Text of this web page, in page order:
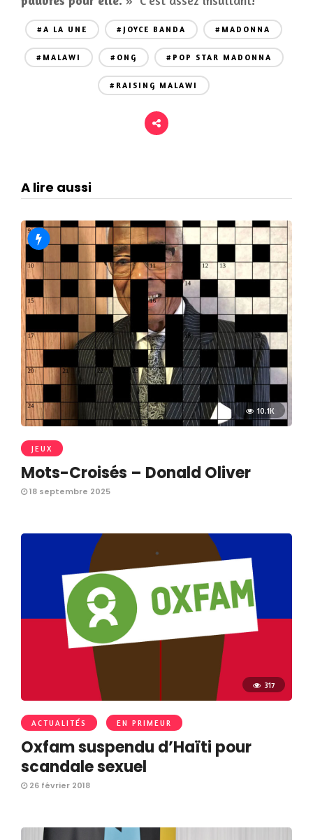
#A LA UNE #JOYCE BANDA #MADONNA
#MALAWI #ONG #POP STAR MADONNA
#RAISING MALAWI
A lire aussi
10.1K
JEUX
Mots-Croisés – Donald Oliver
18 septembre 2025
317
ACTUALITÉS EN PRIMEUR
Oxfam suspendu d’Haïti pour
scandale sexuel
26 février 2018